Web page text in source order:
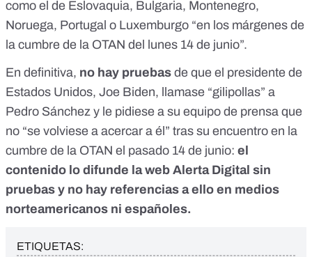
como el de Eslovaquia, Bulgaria, Montenegro,
Noruega, Portugal o Luxemburgo “en los márgenes de
la cumbre de la OTAN del lunes 14 de junio”.
En definitiva, no hay pruebas de que el presidente de
Estados Unidos, Joe Biden, llamase “gilipollas” a
Pedro Sánchez y le pidiese a su equipo de prensa que
no “se volviese a acercar a él” tras su encuentro en la
cumbre de la OTAN el pasado 14 de junio: el
contenido lo difunde la web Alerta Digital sin
pruebas y no hay referencias a ello en medios
norteamericanos ni españoles.
ETIQUETAS: